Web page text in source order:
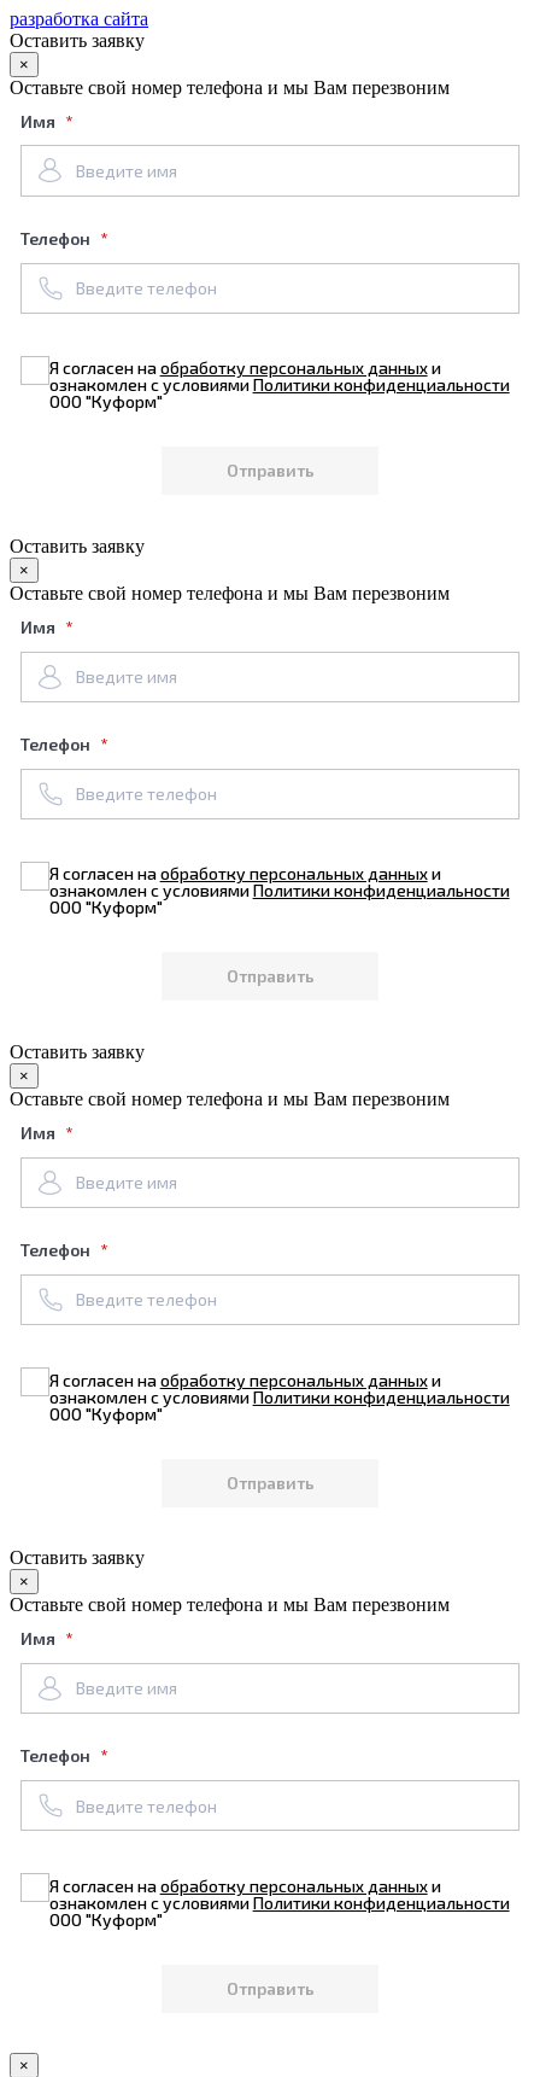
разработка сайта
Оставить заявку
×
Оставьте свой номер телефона и мы Вам перезвоним
Имя
Телефон
Я согласен наобработку персональных данныхи
ознакомлен с условиямиПолитики конфиденциальности
ООО "Куформ"
Оставить заявку
×
Оставьте свой номер телефона и мы Вам перезвоним
Имя
Телефон
Я согласен наобработку персональных данныхи
ознакомлен с условиямиПолитики конфиденциальности
ООО "Куформ"
Оставить заявку
×
Оставьте свой номер телефона и мы Вам перезвоним
Имя
Телефон
Я согласен наобработку персональных данныхи
ознакомлен с условиямиПолитики конфиденциальности
ООО "Куформ"
Оставить заявку
×
Оставьте свой номер телефона и мы Вам перезвоним
Имя
Телефон
Я согласен наобработку персональных данныхи
ознакомлен с условиямиПолитики конфиденциальности
ООО "Куформ"
×